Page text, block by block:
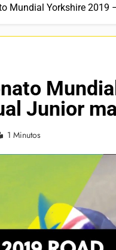
Mundial Yorkshire
Junior
1 Minutos